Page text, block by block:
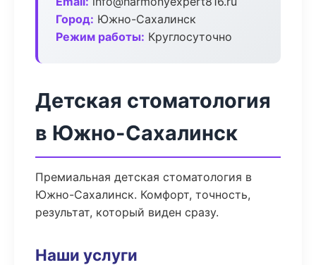
Город: Южно-Сахалинск
Режим работы: Круглосуточно
Детская стоматология
в Южно-Сахалинск
Премиальная детская стоматология в
Южно-Сахалинск. Комфорт, точность,
результат, который виден сразу.
Наши услуги